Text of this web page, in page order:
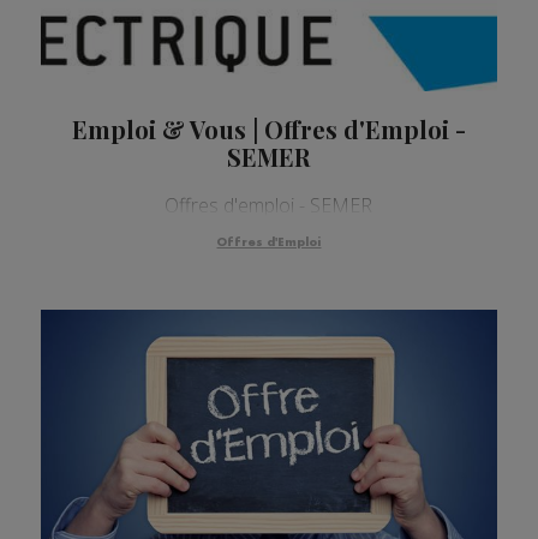
Emploi & Vous | Offres d'Emploi -
SEMER
Offres d'emploi - SEMER
Offres d'Emploi